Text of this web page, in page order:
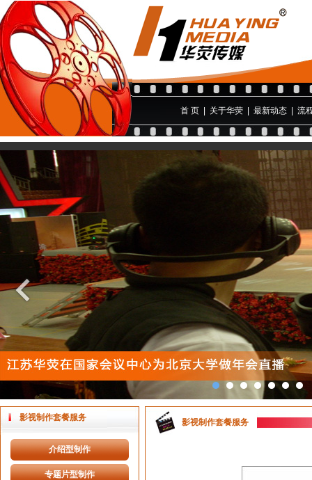
首 页| 关于华荧| 最新动态| 流
影视制作套餐服务
介绍型制作
专题片型制作
影视制作套餐服务